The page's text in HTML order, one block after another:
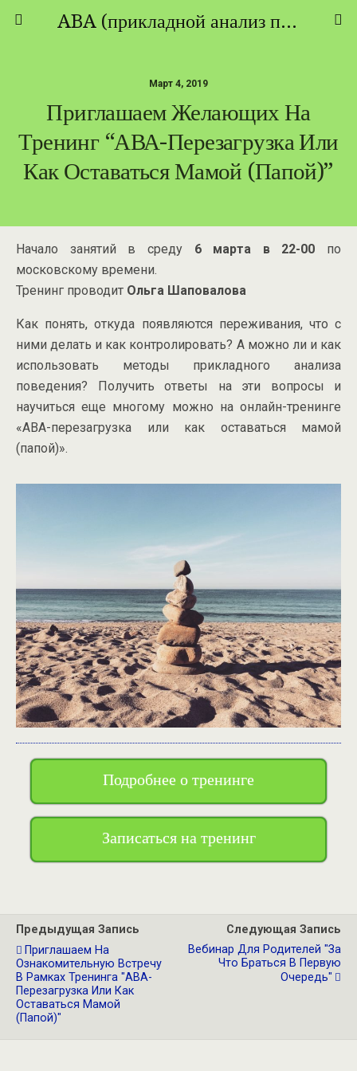
ABA (прикладной анализ поведения) - ТЕОРИЯ И ПРАКТИКА
Март 4, 2019
Приглашаем Желающих На
Тренинг “АВА-Перезагрузка Или
Как Оставаться Мамой (папой)”
Начало занятий в среду 6 марта в 22-00 по
московскому времени.
Тренинг проводит Ольга Шаповалова
Как понять, откуда появляются переживания, что с
ними делать и как контролировать? А можно ли и как
использовать методы прикладного анализа
поведения? Получить ответы на эти вопросы и
научиться еще многому можно на онлайн-тренинге
«АВА-перезагрузка или как оставаться мамой
(папой)».
Подробнее о тренинге
Записаться на тренинг
Предыдущая Запись
Приглашаем На
Ознакомительную Встречу
В Рамках Тренинга "АВА-
Перезагрузка Или Как
Оставаться Мамой
(папой)"
Следующая Запись
Вебинар Для Родителей "За
Что Браться В Первую
Очередь"